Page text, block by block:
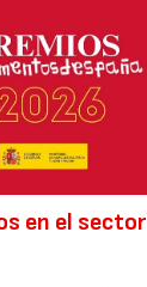
en el sector